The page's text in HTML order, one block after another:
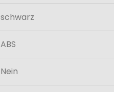
schwarz
ABS
Nein